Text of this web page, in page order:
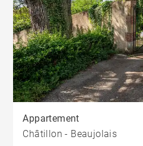
Appartement
Châtillon - Beaujolais